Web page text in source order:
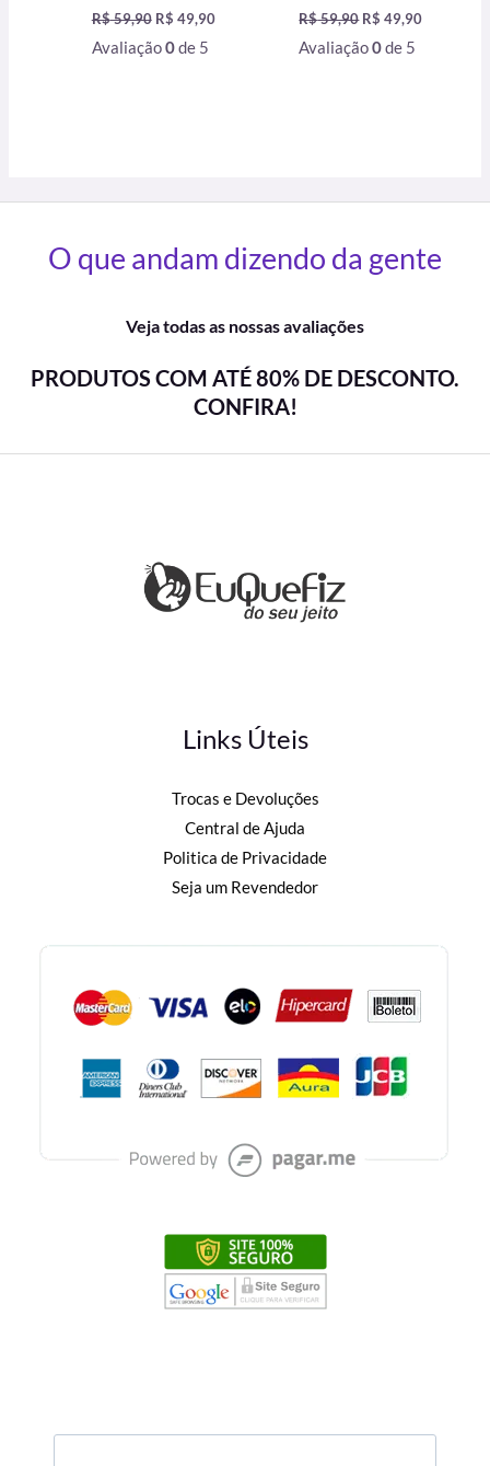
R$59,90 R$ 49,90
Avaliação0de 5
R$59,90 R$ 49,90
Avaliação0de 5
O que andam dizendo da gente
Veja todas as nossas avaliações
PRODUTOS COM ATÉ 80% DE DESCONTO.
CONFIRA!
Links Úteis
Trocas e Devoluções
Central de Ajuda
Politica de Privacidade
Seja um Revendedor